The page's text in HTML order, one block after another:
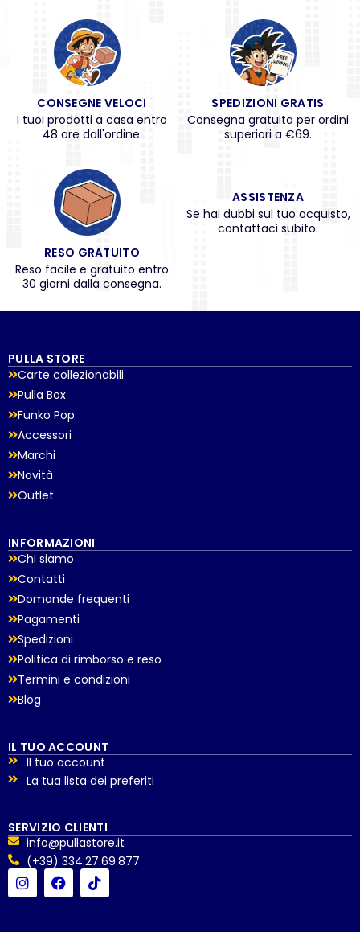
CONSEGNE VELOCI
I tuoi prodotti a casa entro
48 ore dall'ordine.
SPEDIZIONI GRATIS
Consegna gratuita per ordini
superiori a €69.
RESO GRATUITO
Reso facile e gratuito entro
30 giorni dalla consegna.
ASSISTENZA
Se hai dubbi sul tuo acquisto,
contattaci subito.
PULLA STORE
Carte collezionabili
Pulla Box
Funko Pop
Accessori
Marchi
Novità
Outlet
INFORMAZIONI
Chi siamo
Contatti
Domande frequenti
Pagamenti
Spedizioni
Politica di rimborso e reso
Termini e condizioni
Blog
IL TUO ACCOUNT
Il tuo account
La tua lista dei preferiti
SERVIZIO CLIENTI
info@pullastore.it
(+39) 334.27.69.877